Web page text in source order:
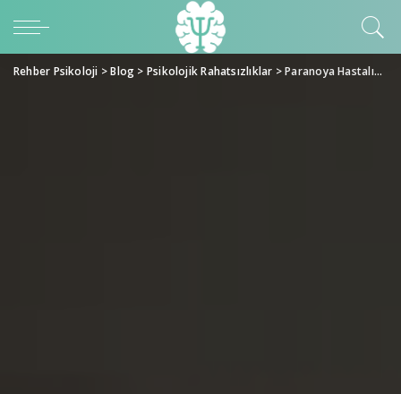
Rehber Psikoloji >Blog > Psikolojik Rahatsızlıklar >Paranoya Hastalığı Nedir? | Şüpheci Hastalık